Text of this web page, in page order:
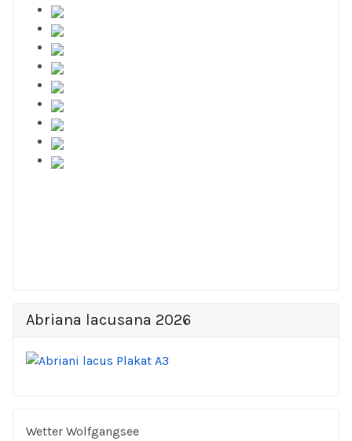
Abriana lacusana 2026
Wetter Wolfgangsee